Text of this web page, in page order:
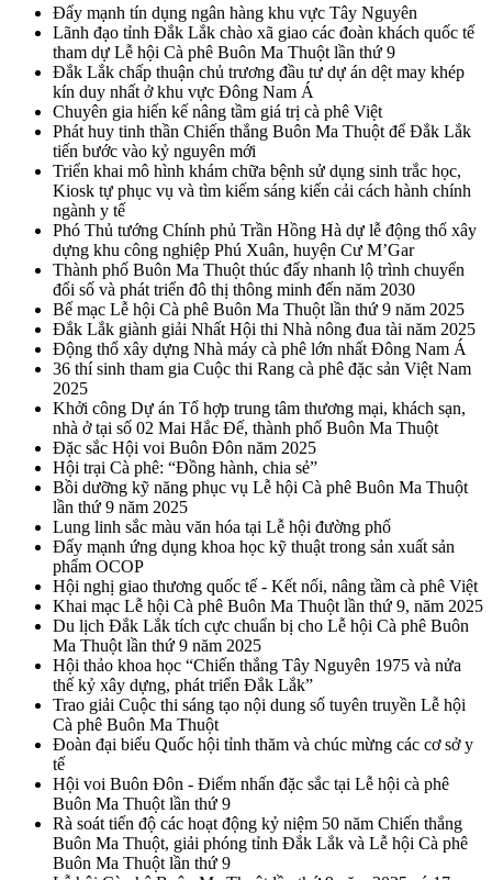
Đẩy mạnh tín dụng ngân hàng khu vực Tây Nguyên
Lãnh đạo tỉnh Đắk Lắk chào xã giao các đoàn khách quốc tế
tham dự Lễ hội Cà phê Buôn Ma Thuột lần thứ 9
Đắk Lắk chấp thuận chủ trương đầu tư dự án dệt may khép
kín duy nhất ở khu vực Đông Nam Á
Chuyên gia hiến kế nâng tầm giá trị cà phê Việt
Phát huy tinh thần Chiến thắng Buôn Ma Thuột để Đắk Lắk
tiến bước vào kỷ nguyên mới
Triển khai mô hình khám chữa bệnh sử dụng sinh trắc học,
Kiosk tự phục vụ và tìm kiếm sáng kiến cải cách hành chính
ngành y tế
Phó Thủ tướng Chính phủ Trần Hồng Hà dự lễ động thổ xây
dựng khu công nghiệp Phú Xuân, huyện Cư M’Gar
Thành phố Buôn Ma Thuột thúc đẩy nhanh lộ trình chuyển
đổi số và phát triển đô thị thông minh đến năm 2030
Bế mạc Lễ hội Cà phê Buôn Ma Thuột lần thứ 9 năm 2025
Đắk Lắk giành giải Nhất Hội thi Nhà nông đua tài năm 2025
Động thổ xây dựng Nhà máy cà phê lớn nhất Đông Nam Á
36 thí sinh tham gia Cuộc thi Rang cà phê đặc sản Việt Nam
2025
Khởi công Dự án Tổ hợp trung tâm thương mại, khách sạn,
nhà ở tại số 02 Mai Hắc Đế, thành phố Buôn Ma Thuột
Đặc sắc Hội voi Buôn Đôn năm 2025
Hội trại Cà phê: “Đồng hành, chia sẻ”
Bồi dưỡng kỹ năng phục vụ Lễ hội Cà phê Buôn Ma Thuột
lần thứ 9 năm 2025
Lung linh sắc màu văn hóa tại Lễ hội đường phố
Đẩy mạnh ứng dụng khoa học kỹ thuật trong sản xuất sản
phẩm OCOP
Hội nghị giao thương quốc tế - Kết nối, nâng tầm cà phê Việt
Khai mạc Lễ hội Cà phê Buôn Ma Thuột lần thứ 9, năm 2025
Du lịch Đắk Lắk tích cực chuẩn bị cho Lễ hội Cà phê Buôn
Ma Thuột lần thứ 9 năm 2025
Hội thảo khoa học “Chiến thắng Tây Nguyên 1975 và nửa
thế kỷ xây dựng, phát triển Đắk Lắk”
Trao giải Cuộc thi sáng tạo nội dung số tuyên truyền Lễ hội
Cà phê Buôn Ma Thuột
Đoàn đại biểu Quốc hội tỉnh thăm và chúc mừng các cơ sở y
tế
Hội voi Buôn Đôn - Điểm nhấn đặc sắc tại Lễ hội cà phê
Buôn Ma Thuột lần thứ 9
Rà soát tiến độ các hoạt động kỷ niệm 50 năm Chiến thắng
Buôn Ma Thuột, giải phóng tỉnh Đắk Lắk và Lễ hội Cà phê
Buôn Ma Thuột lần thứ 9